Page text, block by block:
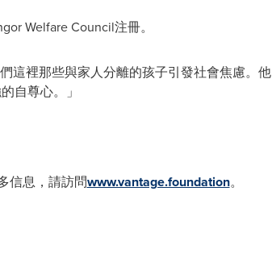
Welfare Council注冊。
這裡那些與家人分離的孩子引發社會焦慮。他
自尊心。」
信息，請訪問www.vantage.foundation。